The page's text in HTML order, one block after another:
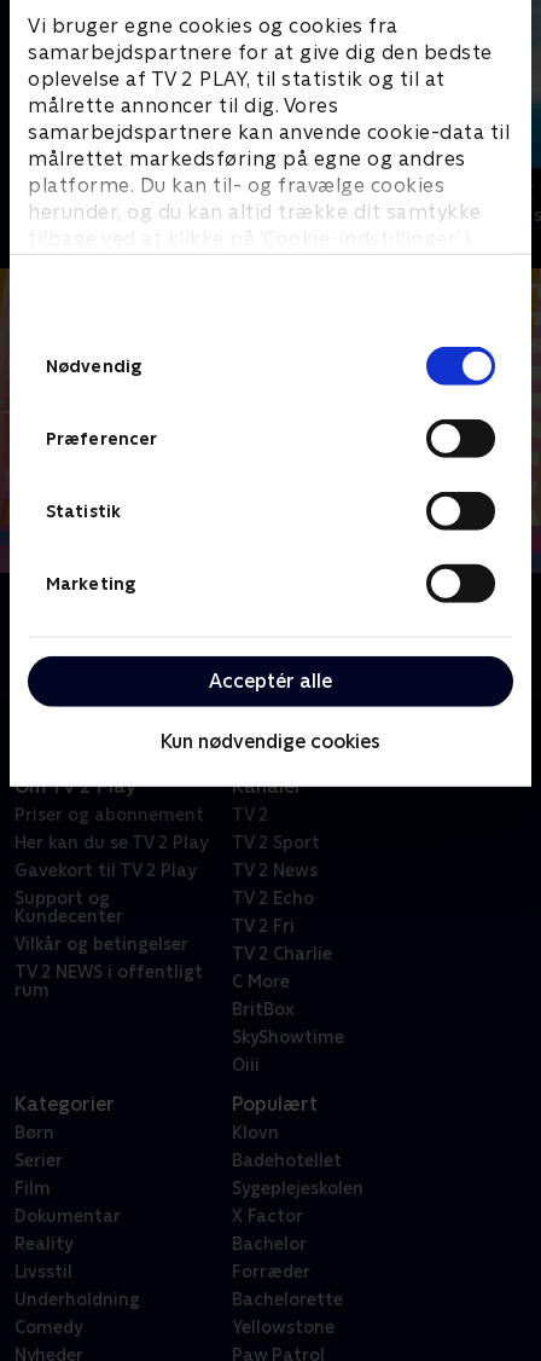
Vi bruger egne cookies og cookies fra
samarbejdspartnere for at give dig den bedste
oplevelse af TV 2 PLAY, til statistik og til at
målrette annoncer til dig. Vores
samarbejdspartnere kan anvende cookie-data til
målrettet markedsføring på egne og andres
platforme. Du kan til- og fravælge cookies
herunder, og du kan altid trække dit samtykke
tilbage ved at klikke på ’Cookie-indstillinger’ i
Nødvendig
Præferencer
Statistik
Marketing
Acceptér alle
Kun nødvendige cookies
Magnus & Myggen
Børneserier • 1 sæsoner
Vicke Viking
Børneserier • 1
forældres hotel.
Om TV 2 Play
Priser og abonnement
Her kan du se TV 2 Play
Gavekort til TV 2 Play
Support og
Kundecenter
Vilkår og betingelser
TV 2 NEWS i offentligt
rum
Kanaler
TV 2
TV 2 Sport
TV 2 News
TV 2 Echo
TV 2 Fri
TV 2 Charlie
C More
BritBox
SkyShowtime
Oiii
Kategorier
Børn
Serier
Film
Dokumentar
Reality
Livsstil
Underholdning
Comedy
Nyheder
Populært
Klovn
Badehotellet
Sygeplejeskolen
X Factor
Bachelor
Forræder
Bachelorette
Yellowstone
Paw Patrol